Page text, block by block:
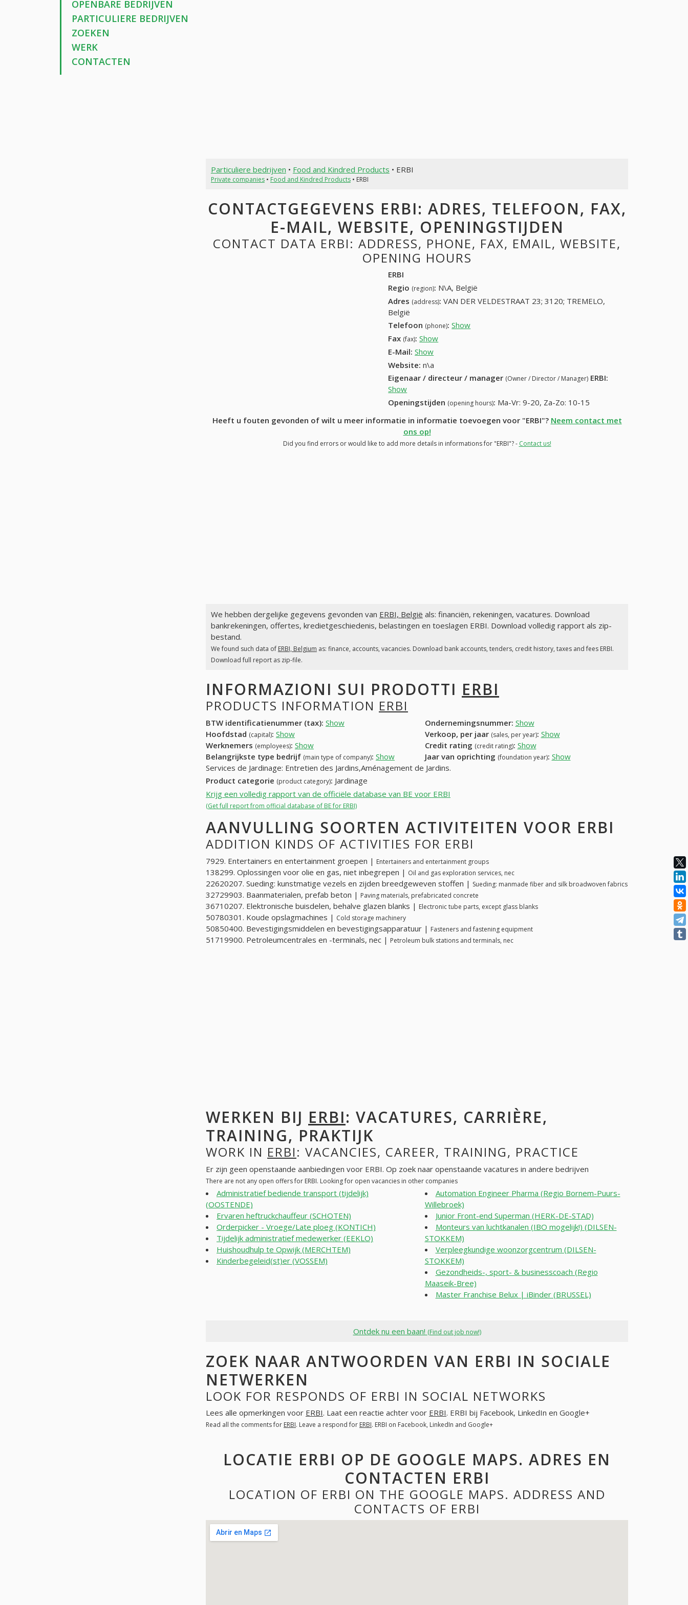
OPENBARE BEDRIJVEN
PARTICULIERE BEDRIJVEN
ZOEKEN
WERK
CONTACTEN
Particuliere bedrijven • Food and Kindred Products • ERBI
Private companies• Food and Kindred Products• ERBI
CONTACTGEGEVENS ERBI: ADRES, TELEFOON, FAX,
E-MAIL, WEBSITE, OPENINGSTIJDEN
CONTACT DATA ERBI: ADDRESS, PHONE, FAX, EMAIL, WEBSITE,
OPENING HOURS
ERBI
Regio (region): N\A, België
Adres (address): VAN DER VELDESTRAAT 23; 3120; TREMELO,
België
Telefoon (phone): Show
Fax (fax): Show
E-Mail: Show
Website: n\a
Eigenaar / directeur / manager (Owner / Director / Manager) ERBI:
Show
Openingstijden (opening hours): Ma-Vr: 9-20, Za-Zo: 10-15
Heeft u fouten gevonden of wilt u meer informatie in informatie toevoegen voor "ERBI"? Neem contact met
ons op!
Did you find errors or would like to add more details in informations for "ERBI"? - Contact us!
We hebben dergelijke gegevens gevonden van ERBI, België als: financiën, rekeningen, vacatures. Download
bankrekeningen, offertes, kredietgeschiedenis, belastingen en toeslagen ERBI. Download volledig rapport als zip-
bestand.
We found such data of ERBI, Belgium as: finance, accounts, vacancies. Download bank accounts, tenders, credit history, taxes and fees ERBI.
Download full report as zip-file.
INFORMAZIONI SUI PRODOTTI ERBI
PRODUCTS INFORMATION ERBI
BTW identificatienummer (tax): Show Ondernemingsnummer: Show
Hoofdstad (capital): Show Verkoop, per jaar (sales, per year): Show
Werknemers (employees): Show Credit rating (credit rating): Show
Belangrijkste type bedrijf (main type of company): Show Jaar van oprichting (foundation year): Show
Services de Jardinage: Entretien des Jardins,Aménagement de Jardins.
Product categorie (product category): Jardinage
Krijg een volledig rapport van de officiële database van BE voor ERBI
(Get full report from official database of BE for ERBI)
AANVULLING SOORTEN ACTIVITEITEN VOOR ERBI
ADDITION KINDS OF ACTIVITIES FOR ERBI
7929. Entertainers en entertainment groepen | Entertainers and entertainment groups
138299. Oplossingen voor olie en gas, niet inbegrepen | Oil and gas exploration services, nec
22620207. Sueding: kunstmatige vezels en zijden breedgeweven stoffen | Sueding: manmade fiber and silk broadwoven fabrics
32729903. Baanmaterialen, prefab beton | Paving materials, prefabricated concrete
36710207. Elektronische buisdelen, behalve glazen blanks | Electronic tube parts, except glass blanks
50780301. Koude opslagmachines | Cold storage machinery
50850400. Bevestigingsmiddelen en bevestigingsapparatuur | Fasteners and fastening equipment
51719900. Petroleumcentrales en -terminals, nec | Petroleum bulk stations and terminals, nec
WERKEN BIJ ERBI: VACATURES, CARRIÈRE,
TRAINING, PRAKTIJK
WORK IN ERBI: VACANCIES, CAREER, TRAINING, PRACTICE
Er zijn geen openstaande aanbiedingen voor ERBI. Op zoek naar openstaande vacatures in andere bedrijven
There are not any open offers for ERBI. Looking for open vacancies in other companies
Administratief bediende transport (tijdelijk)
(OOSTENDE)
Ervaren heftruckchauffeur (SCHOTEN)
Orderpicker - Vroege/Late ploeg (KONTICH)
Tijdelijk administratief medewerker (EEKLO)
Huishoudhulp te Opwijk (MERCHTEM)
Kinderbegeleid(st)er (VOSSEM)
Automation Engineer Pharma (Regio Bornem-Puurs-
Willebroek)
Junior Front-end Superman (HERK-DE-STAD)
Monteurs van luchtkanalen (IBO mogelijk!) (DILSEN-
STOKKEM)
Verpleegkundige woonzorgcentrum (DILSEN-
STOKKEM)
Gezondheids-, sport- & businesscoach (Regio
Maaseik-Bree)
Master Franchise Belux | iBinder (BRUSSEL)
Ontdek nu een baan! (Find out job now!)
ZOEK NAAR ANTWOORDEN VAN ERBI IN SOCIALE
NETWERKEN
LOOK FOR RESPONDS OF ERBI IN SOCIAL NETWORKS
Lees alle opmerkingen voor ERBI. Laat een reactie achter voor ERBI. ERBI bij Facebook, LinkedIn en Google+
Read all the comments for ERBI. Leave a respond for ERBI. ERBI on Facebook, LinkedIn and Google+
LOCATIE ERBI OP DE GOOGLE MAPS. ADRES EN
CONTACTEN ERBI
LOCATION OF ERBI ON THE GOOGLE MAPS. ADDRESS AND
CONTACTS OF ERBI